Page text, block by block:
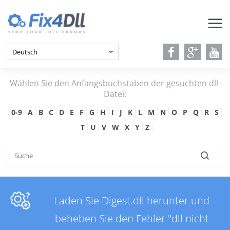
Wählen Sie den Anfangsbuchstaben der gesuchten dll-
Datei:
0-9 A B C D E F G H I J K L M N O P Q R
S
T
U V W X Y Z
Laden Sie Digest.dll herunter und
beheben Sie den Fehler "dll nicht